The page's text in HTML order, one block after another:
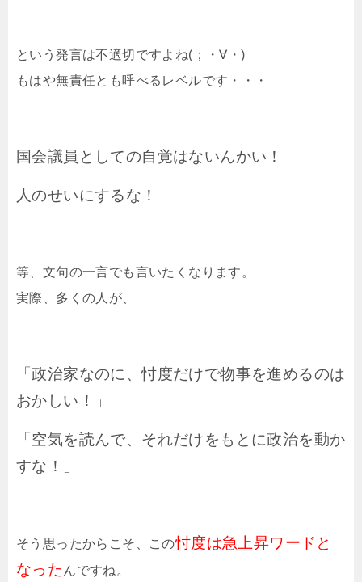
という発言は不適切ですよね(；・∀・)
もはや無責任とも呼べるレベルです・・・
国会議員としての自覚はないんかい！
人のせいにするな！
等、文句の一言でも言いたくなります。
実際、多くの人が、
「政治家なのに、忖度だけで物事を進めるのは
おかしい！」
「空気を読んで、それだけをもとに政治を動か
すな！」
そう思ったからこそ、この忖度は急上昇ワードと
なったんですね。